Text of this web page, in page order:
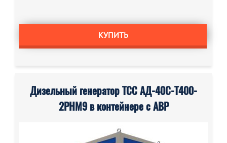
КУПИТЬ
Дизельный генератор ТСС АД-40С-Т400-
2РНМ9 в контейнере с АВР